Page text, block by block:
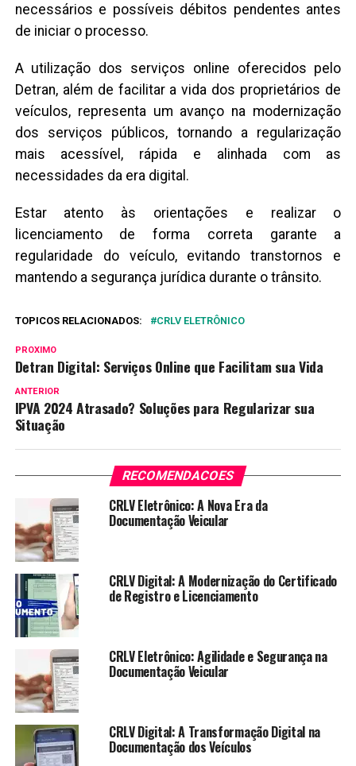
necessários e possíveis débitos pendentes antes
de iniciar o processo.
A utilização dos serviços online oferecidos pelo
Detran, além de facilitar a vida dos proprietários de
veículos, representa um avanço na modernização
dos serviços públicos, tornando a regularização
mais acessível, rápida e alinhada com as
necessidades da era digital.
Estar atento às orientações e realizar o
licenciamento de forma correta garante a
regularidade do veículo, evitando transtornos e
mantendo a segurança jurídica durante o trânsito.
TOPICOS RELACIONADOS: CRLV ELETRÔNICO
PROXIMO
Detran Digital: Serviços Online que Facilitam sua Vida
ANTERIOR
IPVA 2024 Atrasado? Soluções para Regularizar sua
Situação
RECOMENDACOES
CRLV Eletrônico: A Nova Era da
Documentação Veicular
CRLV Digital: A Modernização do Certificado
de Registro e Licenciamento
CRLV Eletrônico: Agilidade e Segurança na
Documentação Veicular
CRLV Digital: A Transformação Digital na
Documentação dos Veículos